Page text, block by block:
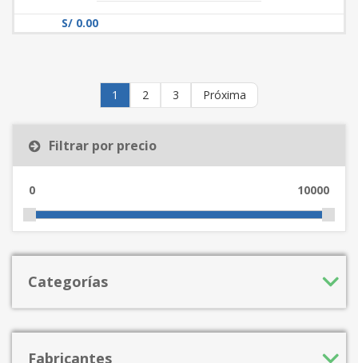
S/ 0.00
1 2 3 Próxima
Filtrar por precio
0 10000
Categorías
Fabricantes